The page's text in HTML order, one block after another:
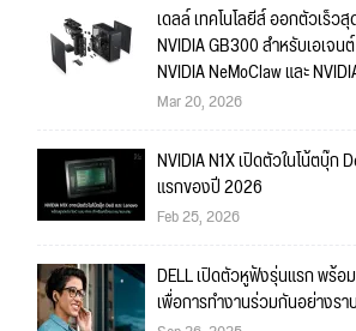
เดลล์ เทคโนโลยีส์ ออกตัวเร็ว
NVIDIA GB300 สำหรับเอเจ
NVIDIA NeMoClaw และ
แรก
Mar 20, 2026
NVIDIA N1X เปิดตัวในโน้ตบุ๊ก
แรกของปี 2026
Feb 25, 2026
DELL เปิดตัวหูฟังรุ่นแรก พร้
เพื่อการทำงานร่วมกันอย่างรา